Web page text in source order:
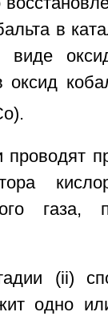
в
виде
оксид
газа,
(ii)
одно